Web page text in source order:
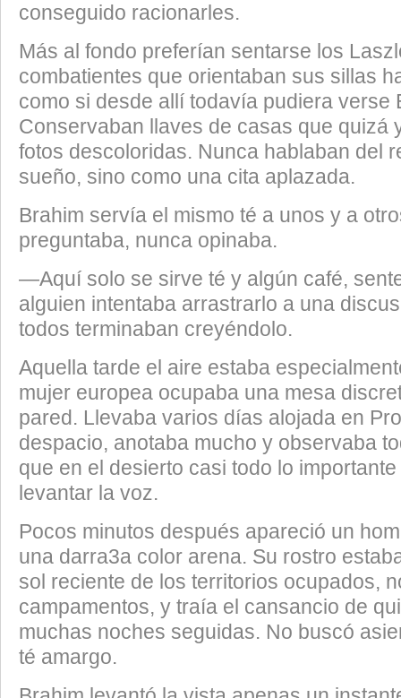
conseguido racionarles.
​Más al fondo preferían sentarse los
combatientes que orientaban sus sillas
como si desde allí todavía pudiera verse
Conservaban llaves de casas que quizá
fotos descoloridas. Nunca hablaban del
sueño, sino como una cita aplazada.
​Brahim servía el mismo té a unos y a
preguntaba, nunca opinaba.
​—Aquí solo se sirve té y algún café,
alguien intentaba arrastrarlo a una
todos terminaban creyéndolo.
​Aquella tarde el aire estaba
mujer europea ocupaba una mesa
pared. Llevaba varios días alojada en
despacio, anotaba mucho y observaba
que en el desierto casi todo lo
levantar la voz.
​Pocos minutos después apareció un
una darra3a color arena. Su rostro
sol reciente de los territorios ocupados,
campamentos, y traía el cansancio de
muchas noches seguidas. No buscó
té amargo.